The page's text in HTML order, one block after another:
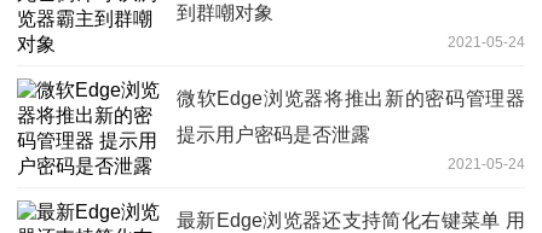
到群嘲对象
2021-05-24
微软Edge浏览器将推出新的密码管理器
提示用户密码是否泄露
2021-05-24
最新Edge浏览器还支持简化右键菜单 用